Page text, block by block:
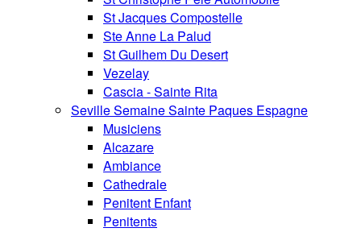
St Jacques Compostelle
Ste Anne La Palud
St Guilhem Du Desert
Vezelay
Cascia - Sainte Rita
Seville Semaine Sainte Paques Espagne
Musiciens
Alcazare
Ambiance
Cathedrale
Penitent Enfant
Penitents